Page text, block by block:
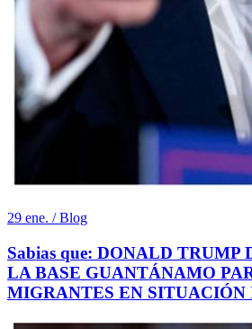
29 ene. / Blog
Sabias que: DONALD TRUMP
LA BASE GUANTÁNAMO
MIGRANTES EN SITUACIÓN